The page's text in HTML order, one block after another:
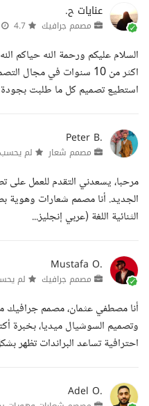
عنايات ح.
مصمم جرافيك
السلام عليكم ورحمة الله حياكم
استطيع تصميم كل ما طلبت بجودة
Peter B.
مصمم شعار لم يحسب
مرحبا، يسعدني التقدم للعمل على
الجديد. أنا مصمم شعارات وهوية
الثنائية اللغة (عربي إنجليز...
Mustafa O.
مصمم جرافيك لم
أنا مصطفي عثمان، مصمم جرافيك
احترافية تساعد البراندات تظهر
Adel O.